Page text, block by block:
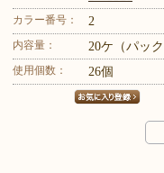
カラー番号： 2
内容量： 20ケ（パック
使用個数： 26個